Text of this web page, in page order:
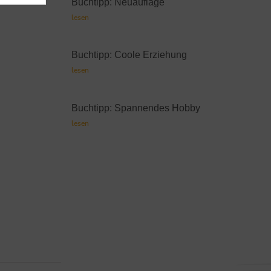
lesen
Buchtipp: Coole Erziehung
lesen
Buchtipp: Spannendes Hobby
lesen